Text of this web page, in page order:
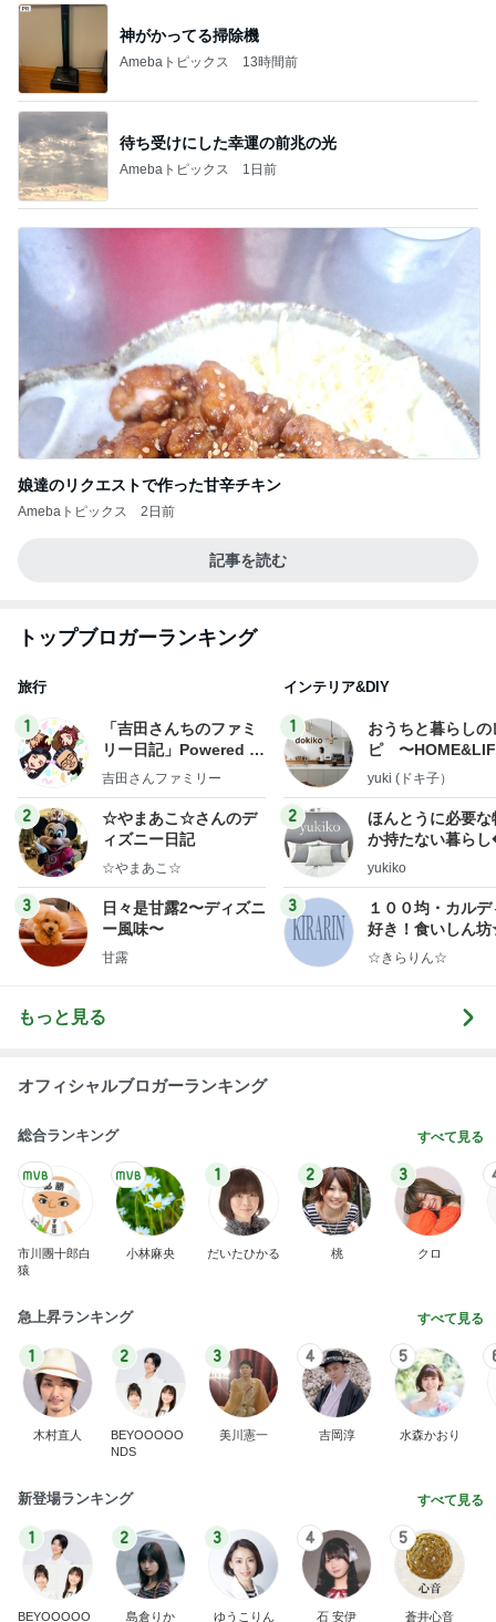
神がかってる掃除機
Amebaトピックス 13時間前
待ち受けにした幸運の前兆の光
Amebaトピックス 1日前
娘達のリクエストで作った甘辛チキン
Amebaトピックス 2日前
記事を読む
トップブロガーランキング
旅行
1
「吉田さんちのファミ
リー日記」Powered b
y Ameba 吉田さんファ
ログ
吉田さんファミリー
2
☆やまあこ☆さんのデ
ィズニー日記
☆やまあこ☆
3
日々是甘露2〜ディズニ
ー風味〜
甘露
インテリア&DIY
1
おうちと暮らしの
ピ 〜
yuki (ドキ子）
2
ほんとうに必要な
か持たない暮ら
ep Life Simple◆
yukiko
3
１００均・カルデ
好き！食いしん
らりん☆のブログ
☆きらりん☆
もっと見る
オフィシャルブロガーランキング
総合ランキング すべて見る
市川團十郎白
猿
小林麻央
1
だいたひかる
2
桃
3
クロ
急上昇ランキング すべて見る
1
木村直人
2
BEYOOOOO
NDS
3
美川憲一
4
吉岡淳
5
水森かおり
新登場ランキング すべて見る
1
BEYOOOOO
2
島倉りか
3
ゆうこりん
4
石 安伊
5
蒼井心音